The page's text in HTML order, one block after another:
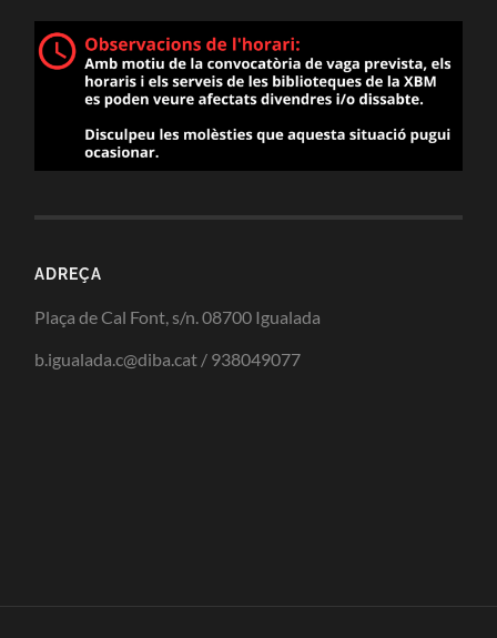
ADREÇA
Plaça de Cal Font, s/n. 08700 Igualada
b.igualada.c@diba.cat / 938049077